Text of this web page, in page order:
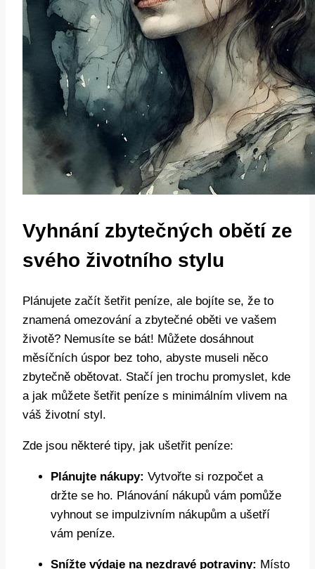
Vyhnání zbytečných obětí ze
svého životního stylu
Plánujete začít šetřit peníze, ale bojíte se, že to
znamená omezování a zbytečné oběti ve vašem
životě? Nemusíte se bát! Můžete dosáhnout
měsíčních úspor bez toho, abyste museli něco
zbytečně obětovat. Stačí jen trochu promyslet, kde
a jak můžete šetřit peníze s minimálním vlivem na
váš životní styl.
Zde jsou některé tipy, jak ušetřit peníze:
Plánujte nákupy: Vytvořte si rozpočet a
držte se ho. Plánování nákupů vám pomůže
vyhnout se impulzivním nákupům a ušetří
vám peníze.
Snížte výdaje na nezdravé potraviny: Místo